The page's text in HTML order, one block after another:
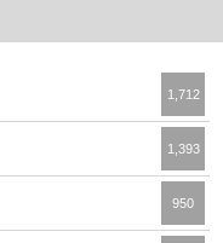
1,712
1,393
950